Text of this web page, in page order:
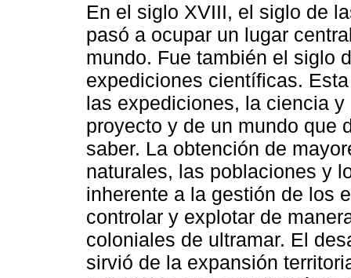
En el siglo XVIII, el siglo de
pasó a ocupar un lugar
mundo. Fue también el siglo
expediciones científicas.
las expediciones, la ciencia
proyecto y de un mundo que
saber. La obtención de
naturales, las poblaciones y
inherente a la gestión de los
controlar y explotar de
coloniales de ultramar. El
sirvió de la expansión